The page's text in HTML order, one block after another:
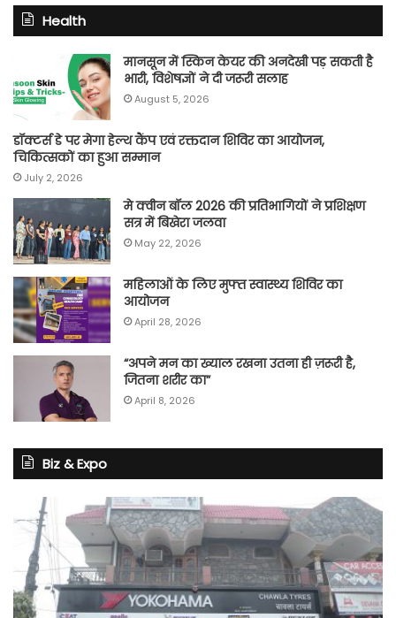
Health
मानसून में स्किन केयर की अनदेखी पड़ सकती है
भारी, विशेषज्ञों ने दी जरूरी सलाह
August 5, 2026
डॉक्टर्स डे पर मेगा हेल्थ कैंप एवं रक्तदान शिविर का आयोजन,
चिकित्सकों का हुआ सम्मान
July 2, 2026
मे क्वीन बॉल 2026 की प्रतिभागियों ने प्रशिक्षण
सत्र में बिखेरा जलवा
May 22, 2026
महिलाओं के लिए मुफ्त स्वास्थ्य शिविर का
आयोजन
April 28, 2026
“अपने मन का ख्याल रखना उतना ही ज़रूरी है,
जितना शरीर का”
April 8, 2026
Biz & Expo